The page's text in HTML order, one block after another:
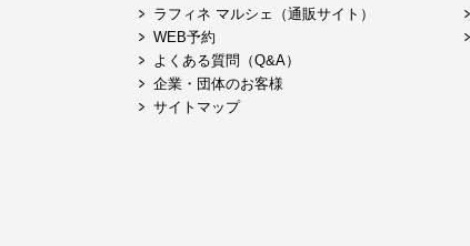
ラフィネ マルシェ（通販サイト）
WEB予約
よくある質問（Q&A）
企業・団体のお客様
サイトマップ